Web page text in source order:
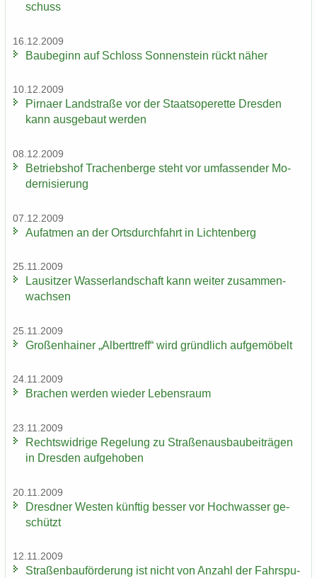
schuss
16.12.2009
Bau­be­ginn auf Schloss Son­nen­stein rückt näher
10.12.2009
Pirna­er Land­stra­ße vor der Staats­ope­ret­te Dres­den
kann aus­ge­baut wer­den
08.12.2009
Be­triebs­hof Tra­chen­ber­ge steht vor um­fas­sen­der Mo­
der­ni­sie­rung
07.12.2009
Auf­at­men an der Orts­durch­fahrt in Lich­ten­berg
25.11.2009
Lau­sit­zer Was­ser­land­schaft kann wei­ter zu­sam­men­
wach­sen
25.11.2009
Gro­ßen­hai­ner „Al­bert­treff“ wird gründ­lich auf­ge­mö­belt
24.11.2009
Bra­chen wer­den wie­der Le­bens­raum
23.11.2009
Rechts­wid­ri­ge Re­ge­lung zu Stra­ßen­aus­bau­bei­trä­gen
in Dres­den auf­ge­ho­ben
20.11.2009
Dresd­ner Wes­ten künf­tig bes­ser vor Hoch­was­ser ge­
schützt
12.11.2009
Stra­ßen­bau­för­de­rung ist nicht von An­zahl der Fahr­spu­